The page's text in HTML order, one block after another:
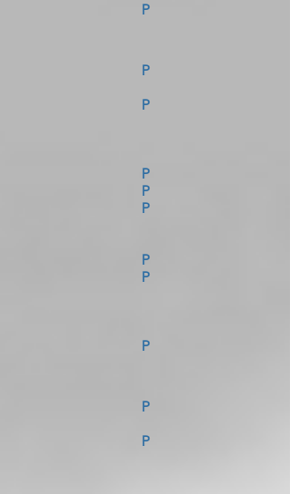
P
P
P
P
P
P
P
P
P
P
P